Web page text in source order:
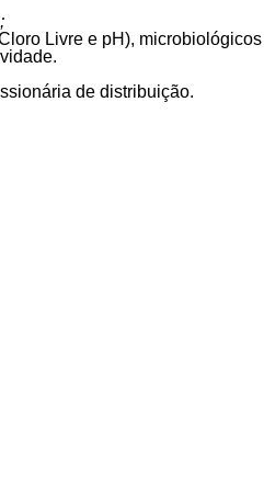
;
Livre e pH), microbiológicos
de distribuição.